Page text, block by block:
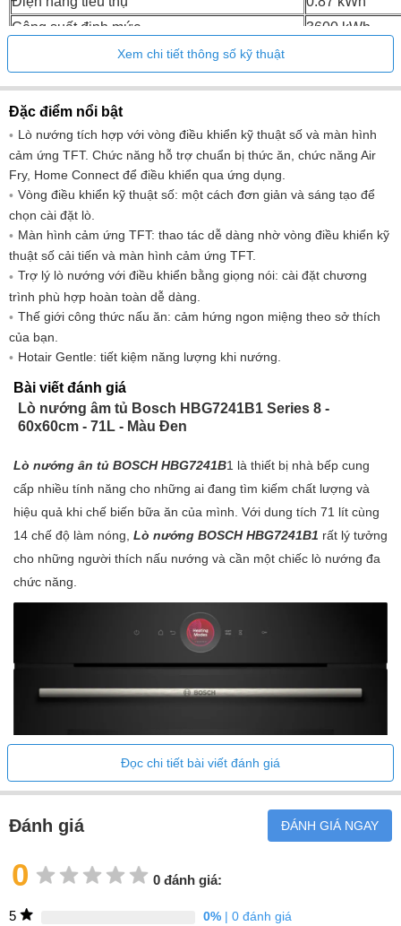
Công suất định mức
3600 kWh
Điều khiển
Hẹn giờ
Nhiệt kế
Không
Chế độ hoạt động:
Nướng bằng khí nóng
Không khí nóng 3D
Nhiệt trên/dưới
Nhiệt trên/dưới nhẹ nhàng
Nướng diện tích nhỏ
Chế độ nướng pizza
Rã đông
Làm nóng trước
Giữ ấm
Không khí nóng nhẹ nhàng
•Tấn tráng men sâu
Xem chi tiết thông số kỹ thuật
Đặc điểm nổi bật
Lò nướng tích hợp với vòng điều khiển kỹ thuật số và màn hình
cảm ứng TFT. Chức năng hỗ trợ chuẩn bị thức ăn, chức năng Air
Fry, Home Connect để điều khiển qua ứng dụng.
Vòng điều khiển kỹ thuật số: một cách đơn giản và sáng tạo để
chọn cài đặt lò.
Màn hình cảm ứng TFT: thao tác dễ dàng nhờ vòng điều khiển kỹ
thuật số cải tiến và màn hình cảm ứng TFT.
Trợ lý lò nướng với điều khiển bằng giọng nói: cài đặt chương
trình phù hợp hoàn toàn dễ dàng.
Thế giới công thức nấu ăn: cảm hứng ngon miệng theo sở thích
của bạn.
Hotair Gentle: tiết kiệm năng lượng khi nướng.
Bài viết đánh giá
Lò nướng âm tủ Bosch HBG7241B1 Series 8 -
60x60cm - 71L - Màu Đen
Lò nướng ân tủ BOSCH HBG7241B1 là thiết bị nhà bếp cung
cấp nhiều tính năng cho những ai đang tìm kiếm chất lượng và
hiệu quả khi chế biến bữa ăn của mình. Với dung tích 71 lít cùng
14 chế độ làm nóng, Lò nướng BOSCH HBG7241B1 rất lý tưởng
cho những người thích nấu nướng và cần một chiếc lò nướng đa
chức năng.
Đọc chi tiết bài viết đánh giá
Đánh giá ĐÁNH GIÁ NGAY
0 0 đánh giá:
5 0%| 0 đánh giá